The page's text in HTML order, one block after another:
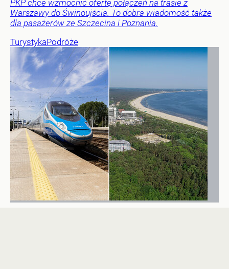
PKP chce wzmocnić ofertę połączeń na trasie z
Warszawy do Świnoujścia. To dobra wiadomość także
dla pasażerów ze Szczecina i Poznania.
TurystykaPodróże